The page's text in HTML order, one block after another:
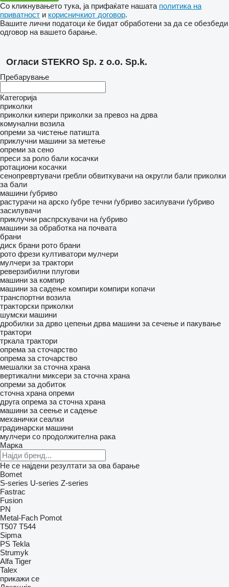
Со кликнувањето тука, ја прифаќате нашата политика на
приватност и корисничкиот договор.
Вашите лични податоци ќе бидат обработени за да се обезбеди
одговор на вашето барање.
Огласи STEKRO Sp. z o.o. Sp.k.
Пребарување
Категорија
приколки
приколки кипери приколки за превоз на дрва
комунални возила
опреми за чистење патишта
приклучни машини за метење
опреми за сено
преси за роло бали косачки
ротациони косачки
сенопревртувачи гребли обвиткувачи на округли бали приколки
за бали
машини ѓубриво
растурачи на арско ѓубре течни ѓубриво засилувачи ѓубриво
засилувачи
приклучни распрскувачи на ѓубриво
машини за обработка на почвата
брани
диск брани рото брани
рото фрези култиватори мулчери
мулчери за трактори
реверзибилни плугови
машини за компир
машини за садење компири компири копачи
транспортни возила
тракторски приколки
шумски машини
дробилки за дрво цепењи дрва машини за сечење и пакување
трактори
тркала трактори
опрема за сточарство
опрема за сточарство
мешалки за сточна храна
вертикални миксери за сточна храна
опреми за добиток
сточна храна опреми
друга опрема за сточна храна
машини за сеење и садење
механички сеалки
градинарски машини
мулчери со продолжителна рака
Марка
Не се најдени резултати за ова барање
Bomet
S-series U-series Z-series
Fastrac
Fusion
PN
Metal-Fach Pomot
T507 T544
Sipma
PS Tekla
Strumyk
Alfa Tiger
Talex
прикажи се